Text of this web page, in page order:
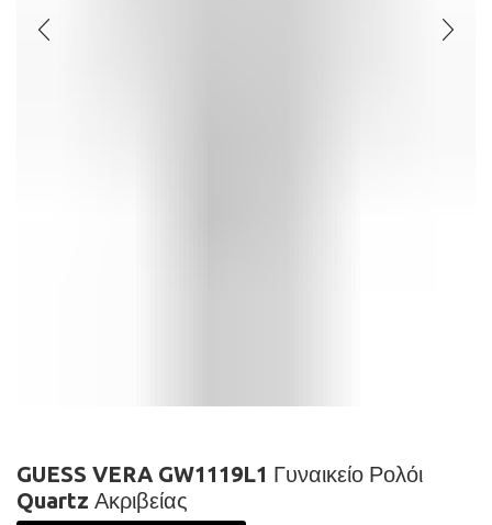
GUESS VERA GW1119L1 Γυναικείο Ρολόι
Quartz Ακριβείας